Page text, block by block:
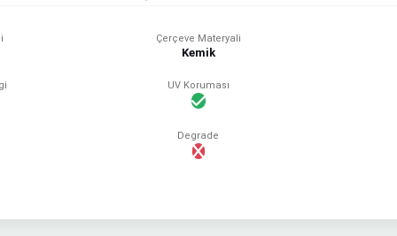
Çerçeve Materyali
Kemik
UV Koruması
Degrade